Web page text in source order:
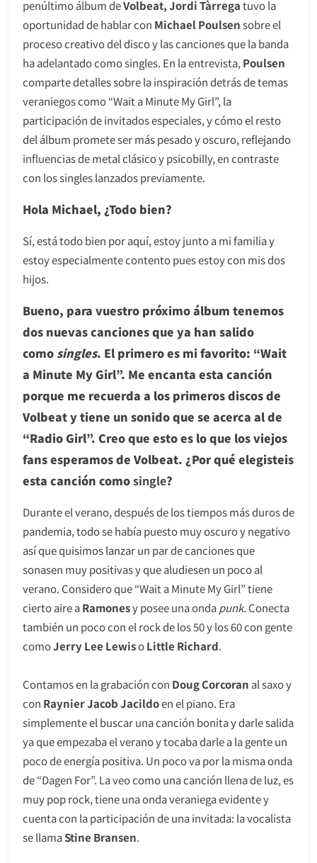
penúltimo álbum deVolbeat, Jordi Tàrregatuvo la
oportunidad de hablar con Michael Poulsensobre el
proceso creativo del disco y las canciones que la banda
ha adelantado como singles. En la entrevista, Poulsen
comparte detalles sobre la inspiración detrás de temas
veraniegos como “Wait a Minute My Girl”, la
participación de invitados especiales, y cómo el resto
del álbum promete ser más pesado y oscuro, reflejando
influencias de metal clásico y psicobilly, en contraste
con los singles lanzados previamente.
Hola Michael, ¿Todo bien?
Sí, está todo bien por aquí, estoy junto a mi familia y
estoy especialmente contento pues estoy con mis dos
hijos.
Bueno, para vuestro próximo álbum tenemos
dos nuevas canciones que ya han salido
como singles. El primero es mi favorito: “Wait
a Minute My Girl”. Me encanta esta canción
porque me recuerda a los primeros discos de
Volbeat y tiene un sonido que se acerca al de
“Radio Girl”. Creo que esto es lo que los viejos
fans esperamos de Volbeat. ¿Por qué elegisteis
esta canción comosingle?
Durante el verano, después de los tiempos más duros de
pandemia, todo se había puesto muy oscuro y negativo
así que quisimos lanzar un par de canciones que
sonasen muy positivas y que aludiesen un poco al
verano. Considero que “Wait a Minute My Girl” tiene
cierto aire aRamonesy posee una ondapunk. Conecta
también un poco con el rock de los 50 y los 60 con gente
comoJerry Lee LewisoLittle Richard.
Contamos en la grabación con Doug Corcoran al saxo y
con Raynier Jacob Jacildoen el piano. Era
simplemente el buscar una canción bonita y darle salida
ya que empezaba el verano y tocaba darle a la gente un
poco de energía positiva. Un poco va por la misma onda
de “Dagen For”. La veo como una canción llena de luz, es
muy pop rock, tiene una onda veraniega evidente y
cuenta con la participación de una invitada: la vocalista
se llamaStine Bransen.